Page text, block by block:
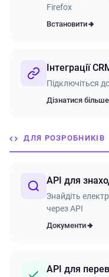
Firefox
Встановити
Інтеграції
Підключіться
Дізнатися більше
ДЛЯ РОЗРОБНИКІВ
API для
Знайдіть
через API
Документи
API для